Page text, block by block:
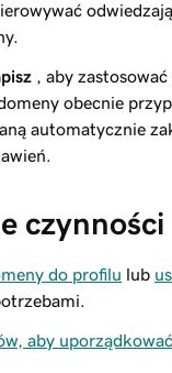
, aby zastosować
obecnie
automatycznie
czynności
do profilu lub
aby